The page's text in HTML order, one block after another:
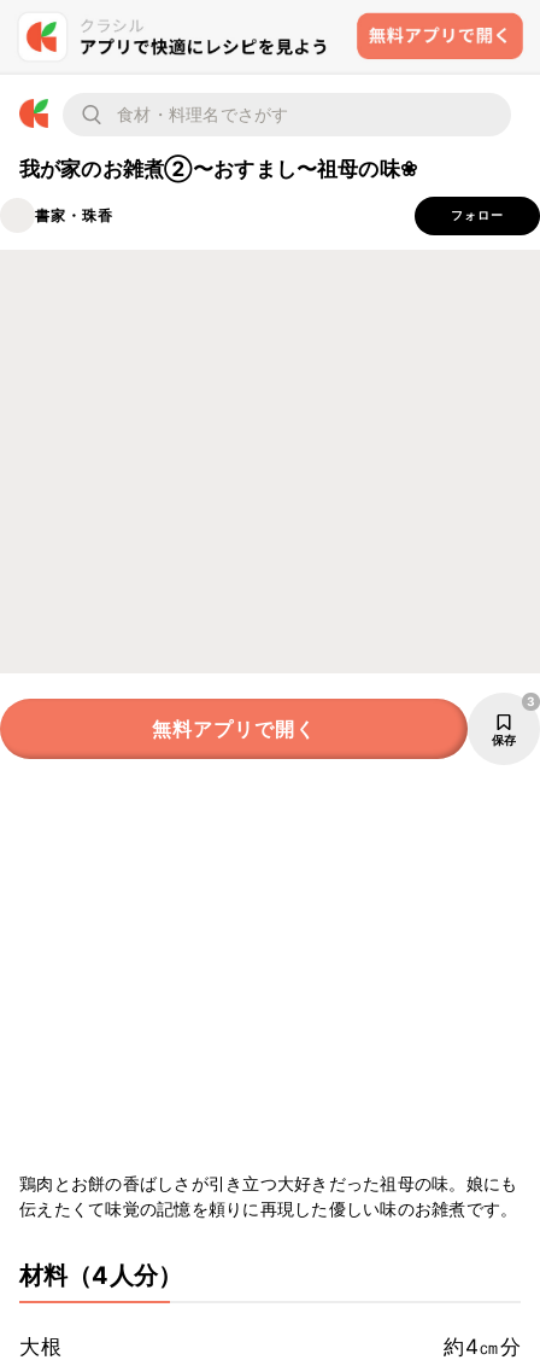
我が家のお雑煮②〜おすまし〜祖母の味❀
書家・珠香 フォロー
無料アプリで開く 保存
3
鶏肉とお餅の香ばしさが引き立つ大好きだった祖母の味。娘にも
伝えたくて味覚の記憶を頼りに再現した優しい味のお雑煮です。
材料（4人分）
大根
約4㎝分